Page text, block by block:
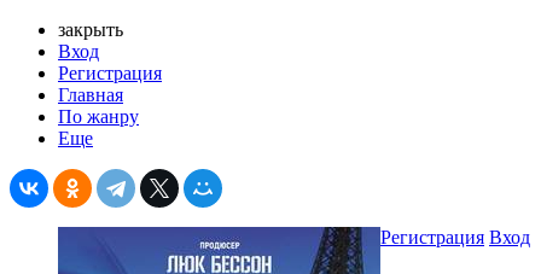
закрыть
Вход
Регистрация
Главная
По жанру
Еще
Регистрация Вход